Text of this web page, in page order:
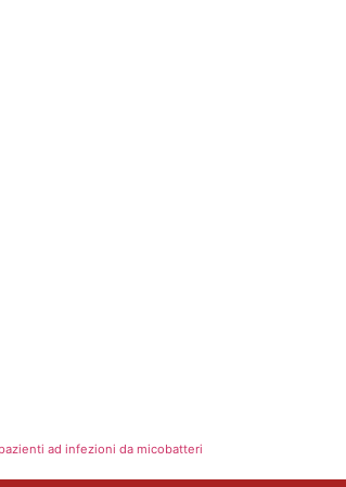
ad infezioni da micobatteri